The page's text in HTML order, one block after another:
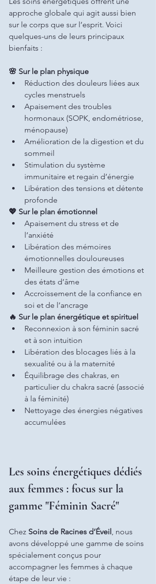
approche globale qui agit aussi bien
sur le corps que sur l’esprit. Voici
quelques-uns de leurs principaux
bienfaits :
🌸 Sur le plan physique
Réduction des douleurs liées aux
cycles menstruels
Apaisement des troubles
hormonaux (SOPK, endométriose,
ménopause)
Amélioration de la digestion et du
sommeil
Stimulation du système
immunitaire et regain d’énergie
Libération des tensions et détente
profonde
💖 Sur le plan émotionnel
Apaisement du stress et de
l’anxiété
Libération des mémoires
émotionnelles douloureuses
Meilleure gestion des émotions et
des états d’âme
Accroissement de la confiance en
soi et de l’ancrage
🔥 Sur le plan énergétique et spirituel
Reconnexion à son féminin sacré
et à son intuition
Libération des blocages liés à la
sexualité ou à la maternité
Équilibrage des chakras, en
particulier du chakra sacré (associé
à la féminité)
Nettoyage des énergies négatives
accumulées
Les soins énergétiques dédiés
aux femmes : focus sur la
gamme "Féminin Sacré"
Chez Soins de Racines d’Éveil , nous
avons développé une gamme de soins
spécialement conçus pour
accompagner les femmes à chaque
étape de leur vie :